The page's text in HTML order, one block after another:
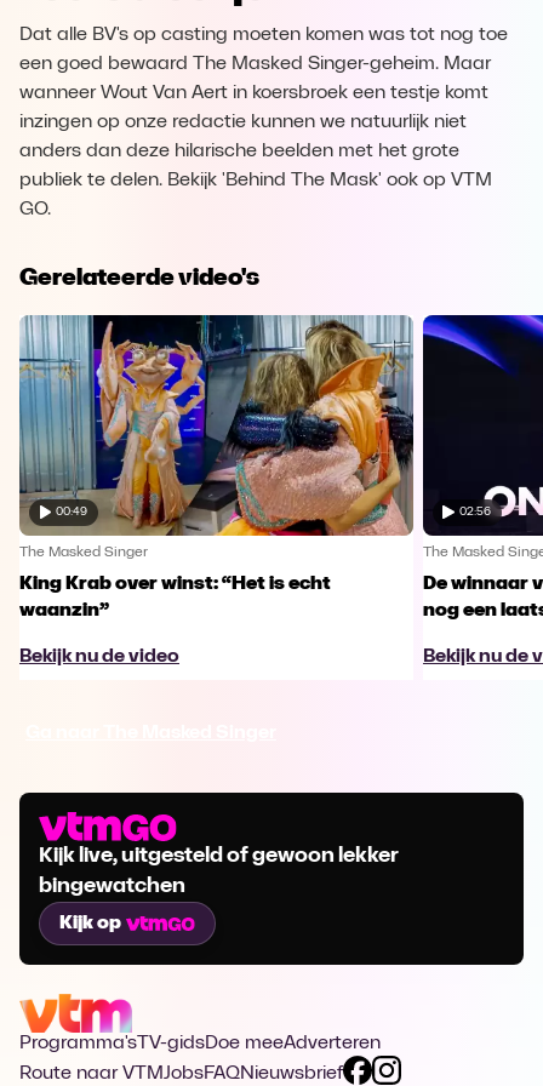
Dat alle BV's op casting moeten komen was tot nog toe
een goed bewaard The Masked Singer-geheim. Maar
wanneer Wout Van Aert in koersbroek een testje komt
inzingen op onze redactie kunnen we natuurlijk niet
anders dan deze hilarische beelden met het grote
publiek te delen. Bekijk 'Behind The Mask' ook op VTM
GO.
Gerelateerde video's
00:49
The Masked Singer
King Krab over winst: “Het is echt
waanzin”
Bekijk nu de video
02:56
The Masked
De winnaar
nog een
Bekijk nu de
Kijk live, uitgesteld of gewoon lekker
bingewatchen
Kijk op
Programma's TV-gidsDoe meeAdverteren
Route naar VTMJobsFAQNieuwsbrief